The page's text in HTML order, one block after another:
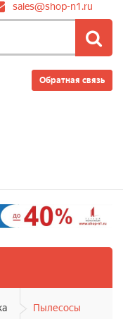
sales@shop-n1.ru
Обратная связь
Пылесосы